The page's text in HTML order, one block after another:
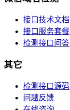
接口技术文档
接口服务套餐
检测接口问答
其它
检测接口源码
问题反馈